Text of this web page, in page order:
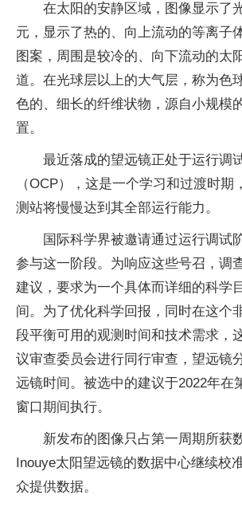
在太阳的安静区域，图像显示了
元，显示了热的、向上流动的等离子
图案，周围是较冷的、向下流动的太
道。在光球层以上的大气层，称为色
色的、细长的纤维状物，源自小规模
置。
最近落成的望远镜正处于运行调
（OCP），这是一个学习和过渡时期
测站将慢慢达到其全部运行能力。
国际科学界被邀请通过运行调试
参与这一阶段。为响应这些号召，调
建议，要求为一个具体而详细的科学
间。为了优化科学回报，同时在这个
段平衡可用的观测时间和技术需求，
议审查委员会进行同行审查，望远镜
远镜时间。被选中的建议于2022年在
窗口期间执行。
新发布的图像只占第一周期所获
Inouye太阳望远镜的数据中心继续校
众提供数据。